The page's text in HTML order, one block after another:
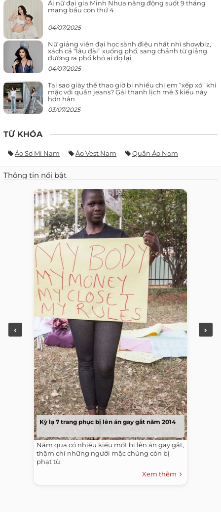
Ái nữ đại gia Minh Nhựa năng động suốt 9 tháng
mang bầu con thứ 4
04/07/2025
Nữ giảng viên đại học sành điệu nhất nhì showbiz,
xách cả “lâu đài” xuống phố, sang chảnh từ giảng
đường ra phố khó ai đọ lại
04/07/2025
Tại sao giày thể thao giờ bị nhiều chị em “xếp xó” khi
mặc với quần jeans? Gái thanh lịch mê 3 kiểu này
hơn hẳn
03/07/2025
TỪ KHÓA
Áo Sơ Mi Nam Áo Vest Nam Quần Áo Nam
Thông tin nổi bật
Kỳ lạ 7 trang phục bị lên án gay gắt năm 2014
Năm qua có nhiều kiểu mốt bị lên án gay gắt,
thậm chí những người mặc chúng còn bị
phạt tù.
Xem thêm